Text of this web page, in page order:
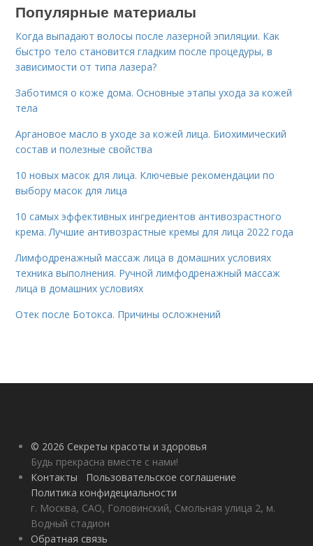
Популярные материалы
Когда выпадают волосы после лазерной эпиляции. Как
быстро тело становится гладким после процедуры, в
зависимости от типа лазера?
Заботимся о коже дома. Основные этапы ухода за кожей
тела
Аргановое масло в уходе за кожей лица. Биохимический
состав и полезные свойства
10 новых масок для лица. Ключевые рекомендации по
выбору масок для лица
10 самых эффективных ингредиентов антивозрастного
крема. Лучшие антивозрастные кремы для лица 2022 года
Лимфодренажный массаж лица в домашних условиях
техника выполнения. Ручной лимфодренажный массаж
лица в домашних условиях
Отек после Ботокса. Причины осложнений
© 2026 Секреты красоты и здоровья
Будь прекрасна вместе с нами!
Контакты
Пользовательское соглашение
Политика конфидециальности
г. Москва, САО, Головинский, Смольная улица 2, м.
Водный стадион
Обратная связь